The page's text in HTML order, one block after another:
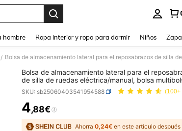
hombre Ropa interior y ropa para dormir Niños
/
Bolsa de almacenamiento lateral para el
de silla de ruedas eléctrica/manual, bolsa
multifuncional para silla de ruedas, bolsa colgante
plegable y portátil para silla de ruedas para salir
SKU: sb25060403541954588 (100+
PRICE AND
4,88€
Ahorra 0,24€ en este artículo después